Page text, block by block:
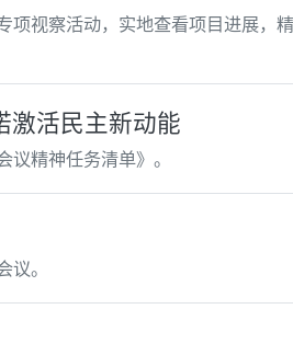
项视察活动，实地查看项目进展，
激活民主新动能
精神任务清单》。
。